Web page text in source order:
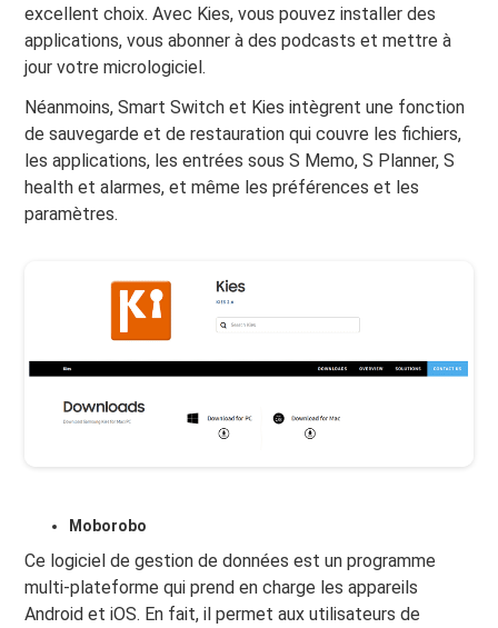
excellent choix. Avec Kies, vous pouvez installer des
applications, vous abonner à des podcasts et mettre à
jour votre micrologiciel.
Néanmoins, Smart Switch et Kies intègrent une fonction
de sauvegarde et de restauration qui couvre les fichiers,
les applications, les entrées sous S Memo, S Planner, S
health et alarmes, et même les préférences et les
paramètres.
Moborobo
Ce logiciel de gestion de données est un programme
multi-plateforme qui prend en charge les appareils
Android et iOS. En fait, il permet aux utilisateurs de